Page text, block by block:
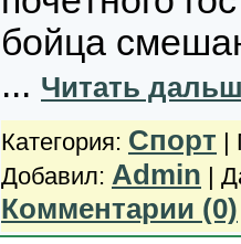
бойца
... Читать
Категория: Спорт |
Добавил: Admin |
Комментарии (0)